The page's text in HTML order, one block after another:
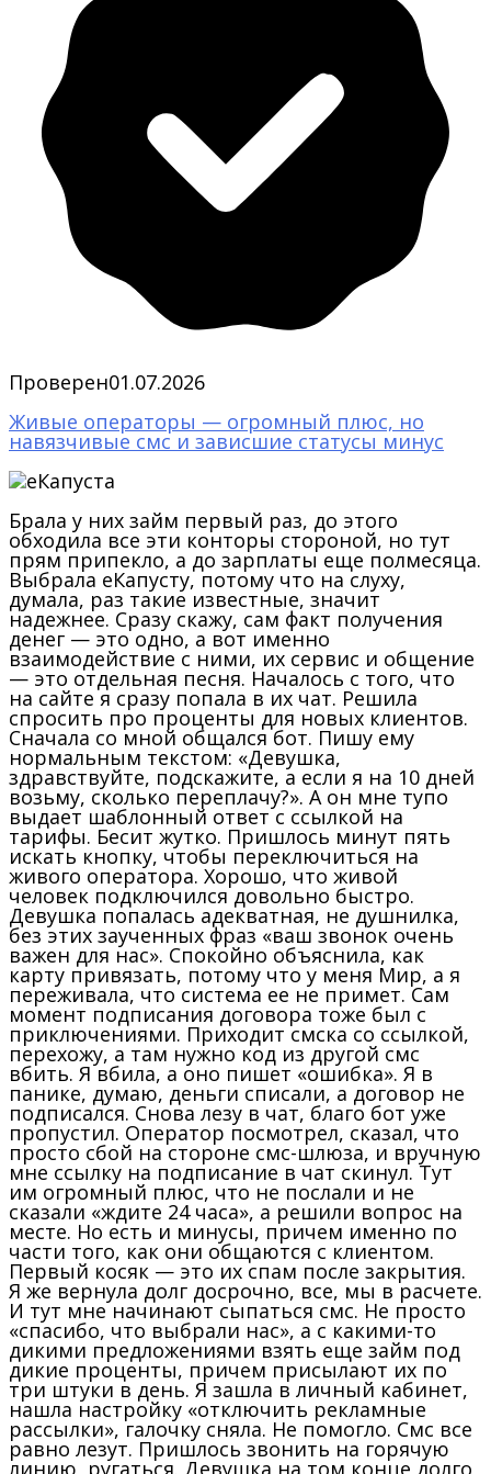
Проверен01.07.2026
Живые операторы — огромный плюс, но
навязчивые смс и зависшие статусы минус
Брала у них займ первый раз, до этого
обходила все эти конторы стороной, но тут
прям припекло, а до зарплаты еще полмесяца.
Выбрала еКапусту, потому что на слуху,
думала, раз такие известные, значит
надежнее. Сразу скажу, сам факт получения
денег — это одно, а вот именно
взаимодействие с ними, их сервис и общение
— это отдельная песня. Началось с того, что
на сайте я сразу попала в их чат. Решила
спросить про проценты для новых клиентов.
Сначала со мной общался бот. Пишу ему
нормальным текстом: «Девушка,
здравствуйте, подскажите, а если я на 10 дней
возьму, сколько переплачу?». А он мне тупо
выдает шаблонный ответ с ссылкой на
тарифы. Бесит жутко. Пришлось минут пять
искать кнопку, чтобы переключиться на
живого оператора. Хорошо, что живой
человек подключился довольно быстро.
Девушка попалась адекватная, не душнилка,
без этих заученных фраз «ваш звонок очень
важен для нас». Спокойно объяснила, как
карту привязать, потому что у меня Мир, а я
переживала, что система ее не примет. Сам
момент подписания договора тоже был с
приключениями. Приходит смска со ссылкой,
перехожу, а там нужно код из другой смс
вбить. Я вбила, а оно пишет «ошибка». Я в
панике, думаю, деньги списали, а договор не
подписался. Снова лезу в чат, благо бот уже
пропустил. Оператор посмотрел, сказал, что
просто сбой на стороне смс-шлюза, и вручную
мне ссылку на подписание в чат скинул. Тут
им огромный плюс, что не послали и не
сказали «ждите 24 часа», а решили вопрос на
месте. Но есть и минусы, причем именно по
части того, как они общаются с клиентом.
Первый косяк — это их спам после закрытия.
Я же вернула долг досрочно, все, мы в расчете.
И тут мне начинают сыпаться смс. Не просто
«спасибо, что выбрали нас», а с какими-то
дикими предложениями взять еще займ под
дикие проценты, причем присылают их по
три штуки в день. Я зашла в личный кабинет,
нашла настройку «отключить рекламные
рассылки», галочку сняла. Не помогло. Смс все
равно лезут. Пришлось звонить на горячую
линию, ругаться. Девушка на том конце долго